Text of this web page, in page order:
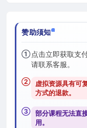
赞助须知
①点击立即获取支
请联系客服。
② 虚拟资源具有可
方式的退款。
③ 部分课程无法直
用。